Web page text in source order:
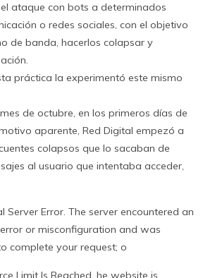
ataque con bots a determinados
o redes sociales, con el objetivo
de banda, hacerlos colapsar y
práctica la experimentó este mismo
de octubre, en los primeros días de
aparente, Red Digital empezó a
colapsos que lo sacaban de
al usuario que intentaba acceder,
Server Error. The server encountered an
or misconfiguration and was
complete your request; o
Limit Is Reached. he website is